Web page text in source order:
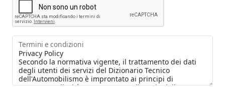
Termini e condizioni